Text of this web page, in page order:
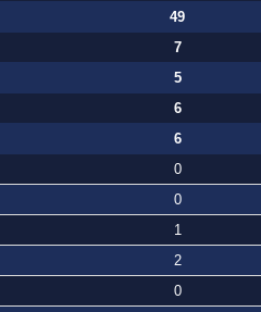
49
7
5
6
6
0
0
1
2
0